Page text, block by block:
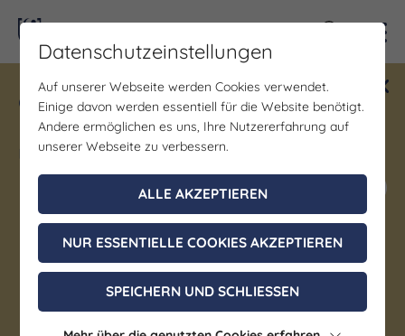
Gewinne ein Blind Date mit Saale-
Unstrut! Teilnahme vom 1.7. - 18.12.
möglich.
Jetzt mitmachen
Nordfriedhof Jena
Jena
Datenschutzeinstellungen
Auf unserer Webseite werden Cookies verwendet.
Einige davon werden essentiell für die Website benötigt.
Andere ermöglichen es uns, Ihre Nutzererfahrung auf
unserer Webseite zu verbessern.
ALLE AKZEPTIEREN
NUR ESSENTIELLE COOKIES AKZEPTIEREN
SPEICHERN UND SCHLIESSEN